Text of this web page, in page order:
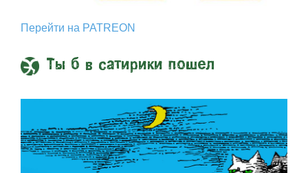
Перейти на PATREON
Ты б в сатирики пошел